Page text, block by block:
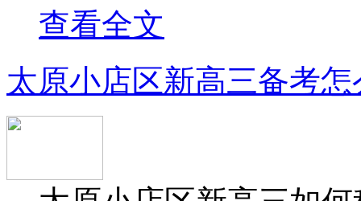
查看全文
太原小店区新高三备考怎